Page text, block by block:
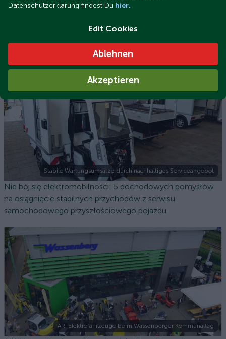
Czy mogę uruchomić silnik spalinowy za pomocą
samochodu elektrycznego?
Stabile Wartungsumsätze durch nachhaltiges Serviceangebot
Nie bój się elektromobilności: 5 dochodowych pomysłów
na osiągnięcie stabilnych przychodów z serwisu
samochodowego przyszłościowego pojazdu.
ARI Elektrofahrzeuge beim Wassenberger Kommunaltag
Datenschutzerklärung findest Du hier.
Edit Cookies
Ablehnen
Akzeptieren